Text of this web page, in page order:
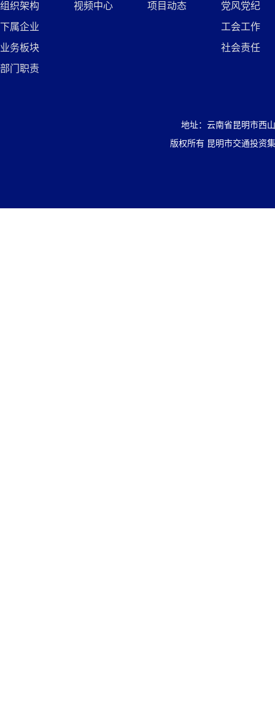
组织架构
下属企业
业务板块
部门职责
视频中心
项目动态
党风党纪
工会工作
社会责任
地址：云南省昆明市西
版权所有 昆明市交通投资